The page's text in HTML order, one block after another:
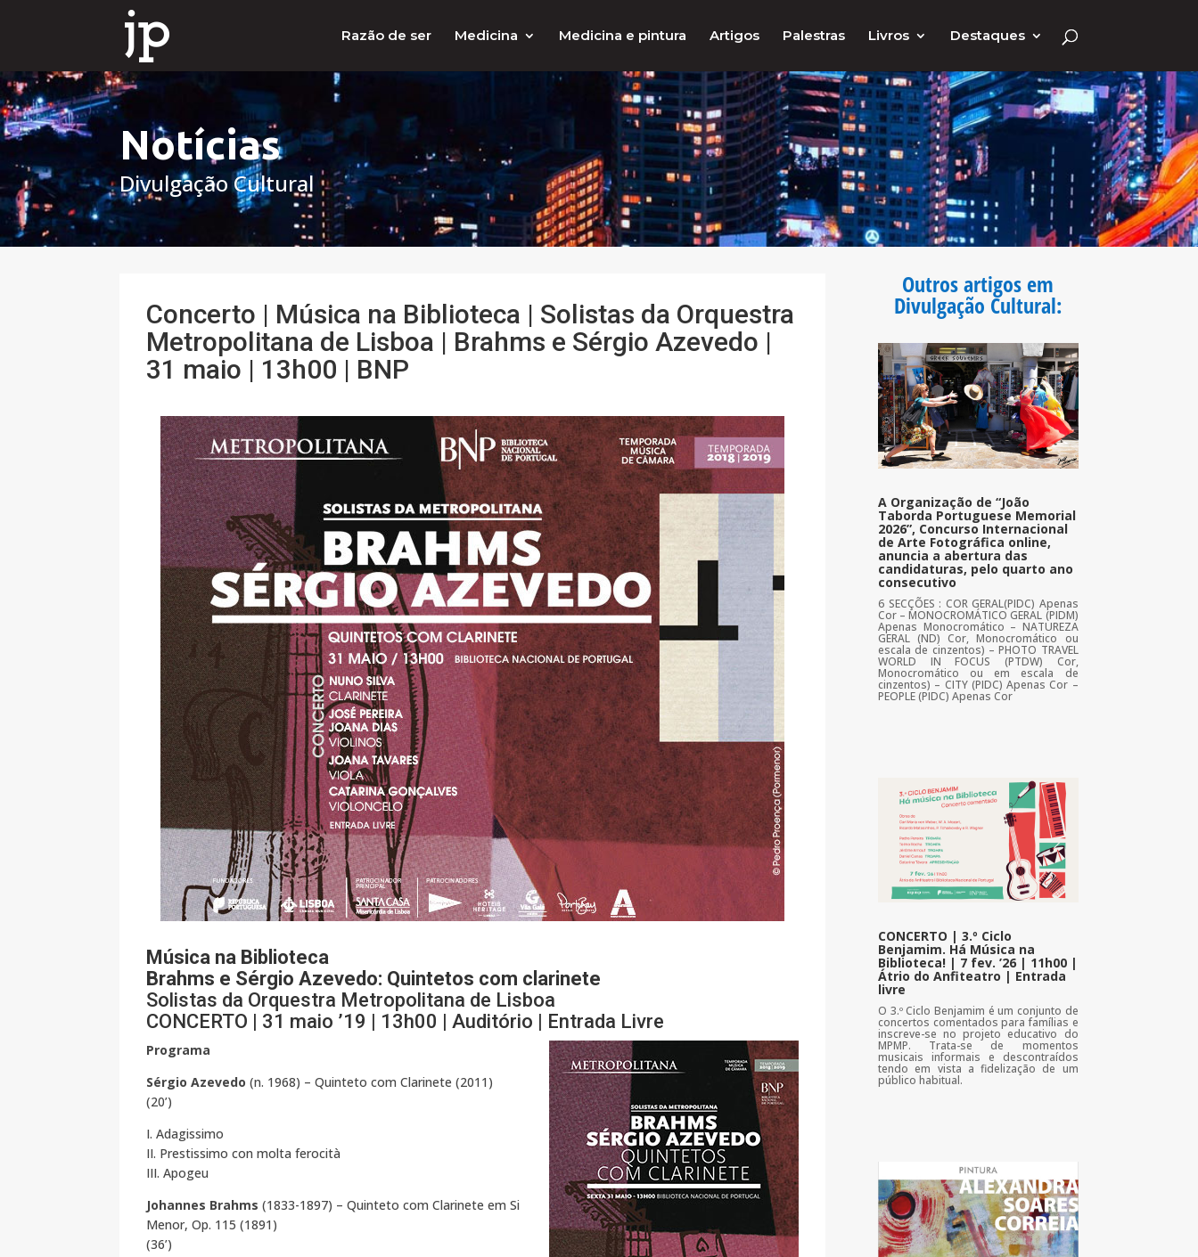
Razão de ser Medicina Medicina e pintura Artigos Palestras Livros Destaques
Notícias
Divulgação Cultural
Concerto | Música na Biblioteca | Solistas da Orquestra
Metropolitana de Lisboa | Brahms e Sérgio Azevedo |
31 maio | 13h00 | BNP
Música na Biblioteca
Brahms e Sérgio Azevedo: Quintetos com clarinete
Solistas da Orquestra Metropolitana de Lisboa
CONCERTO | 31 maio ’19 | 13h00 | Auditório | Entrada Livre
Programa
Sérgio Azevedo (n. 1968) – Quinteto com Clarinete (2011)
(20’)
I. Adagissimo
II. Prestissimo con molta ferocità
III. Apogeu
Johannes Brahms (1833-1897) – Quinteto com Clarinete em Si
Menor, Op. 115 (1891)
(36’)
Outros artigos em
Divulgação Cultural:
A Organização de “João
Taborda Portuguese Memorial
2026”, Concurso Internacional
de Arte Fotográfica online,
anuncia a abertura das
candidaturas, pelo quarto ano
consecutivo
6 SECÇÕES : COR GERAL(PIDC) Apenas
Cor – MONOCROMÁTICO GERAL (PIDM)
Apenas Monocromático – NATUREZA
GERAL (ND) Cor, Monocromático ou
escala de cinzentos) – PHOTO TRAVEL
WORLD IN FOCUS (PTDW) Cor,
Monocromático ou em escala de
cinzentos) – CITY (PIDC) Apenas Cor –
PEOPLE (PIDC) Apenas Cor
CONCERTO | 3.º Ciclo
Benjamim. Há Música na
Biblioteca! | 7 fev. ’26 | 11h00 |
Átrio do Anfiteatro | Entrada
livre
O 3.º Ciclo Benjamim é um conjunto de
concertos comentados para famílias e
inscreve-se no projeto educativo do
MPMP. Trata-se de momentos
musicais informais e descontraídos
tendo em vista a fidelização de um
público habitual.